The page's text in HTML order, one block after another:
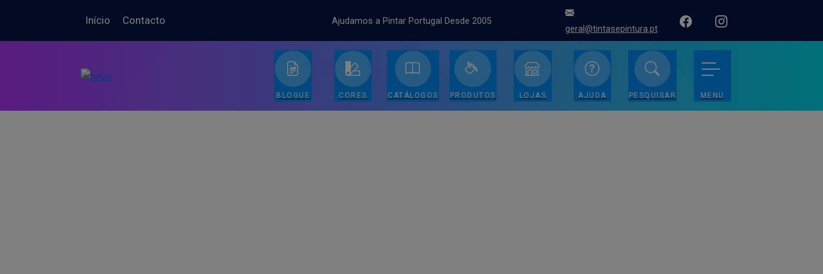
Início Contacto Ajudamos a Pintar Portugal Desde 2005
geral@tintasepintura.pt
BLOGUE CORES CATÁLOGOS PRODUTOS LOJAS AJUDA PESQUISAR MENU